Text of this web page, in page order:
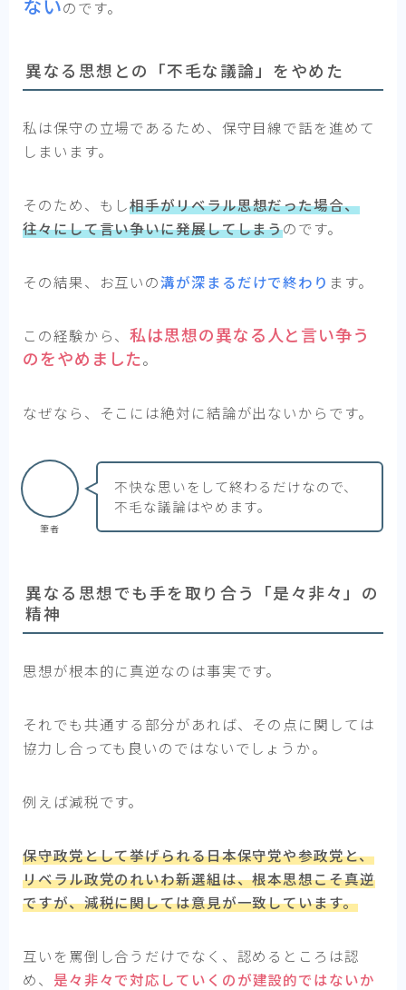
のです。
異なる思想との「不毛な議論」をやめた
私は保守の立場であるため、保守目線で話を進めて
しまいます。
そのため、もし相手がリベラル思想だった場合、
往々にして言い争いに発展してしまうのです。
その結果、お互いの溝が深まるだけで終わり ます。
この経験から、私は思想の異なる人と言い争う
のをやめました。
なぜなら、そこには絶対に結論が出ないからです。
筆者
不快な思いをして終わるだけなので、
不毛な議論はやめます。
異なる思想でも手を取り合う「是々非々」の
精神
思想が根本的に真逆なのは事実です。
それでも共通する部分があれば、その点に関しては
協力し合っても良いのではないでしょうか。
例えば減税です。
保守政党として挙げられる日本保守党や参政党と、
リベラル政党のれいわ新選組は、根本思想こそ真逆
ですが、減税に関しては意見が一致しています。
互いを罵倒し合うだけでなく、認めるところは認
め、 是々非々で対応していくのが建設的ではないか